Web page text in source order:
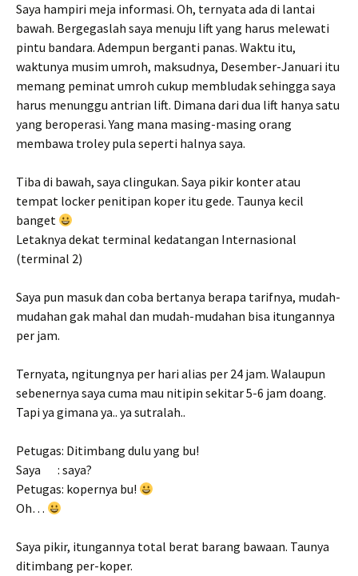
Saya hampiri meja informasi. Oh, ternyata ada di lantai
bawah. Bergegaslah saya menuju lift yang harus melewati
pintu bandara. Adempun berganti panas. Waktu itu,
waktunya musim umroh, maksudnya, Desember-Januari itu
memang peminat umroh cukup membludak sehingga saya
harus menunggu antrian lift. Dimana dari dua lift hanya satu
yang beroperasi. Yang mana masing-masing orang
membawa troley pula seperti halnya saya.
Tiba di bawah, saya clingukan. Saya pikir konter atau
tempat locker penitipan koper itu gede. Taunya kecil
banget
Letaknya dekat terminal kedatangan Internasional
(terminal 2)
Saya pun masuk dan coba bertanya berapa tarifnya, mudah-
mudahan gak mahal dan mudah-mudahan bisa itungannya
per jam.
Ternyata, ngitungnya per hari alias per 24 jam. Walaupun
sebenernya saya cuma mau nitipin sekitar 5-6 jam doang.
Tapi ya gimana ya.. ya sutralah..
Petugas: Ditimbang dulu yang bu!
Saya : saya?
Petugas: kopernya bu!
Oh…
Saya pikir, itungannya total berat barang bawaan. Taunya
ditimbang per-koper.